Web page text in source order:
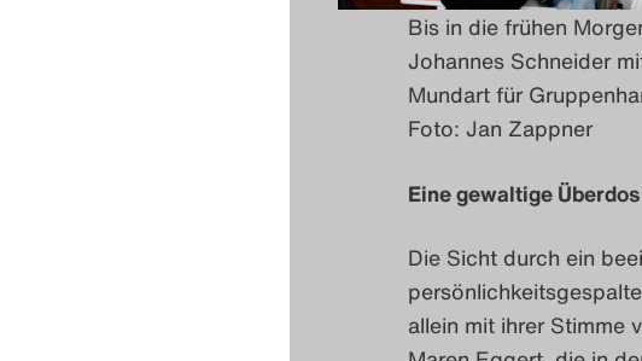
Bis in die frühen
Johannes Schneider
Mundart für
Foto: Jan Zappner
Eine gewaltige
Die Sicht durch ein
allein mit ihrer Stimme